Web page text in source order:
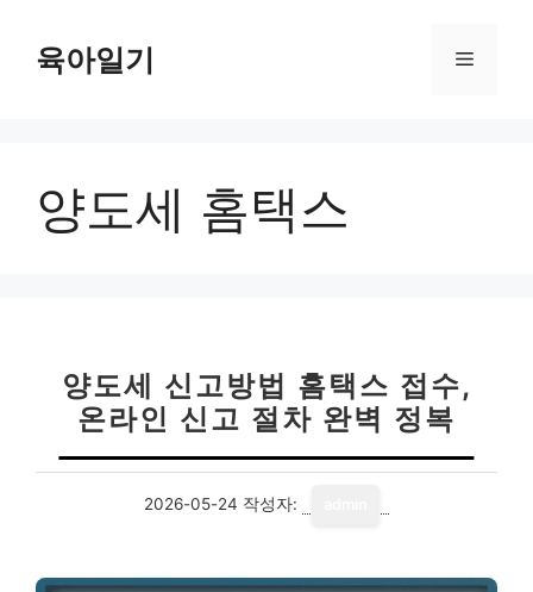
육아일기 메
양도세 홈택스
양도세 신고방법 홈택스 접수,
온라인 신고 절차 완벽 정복
2026-05-24 작성자: